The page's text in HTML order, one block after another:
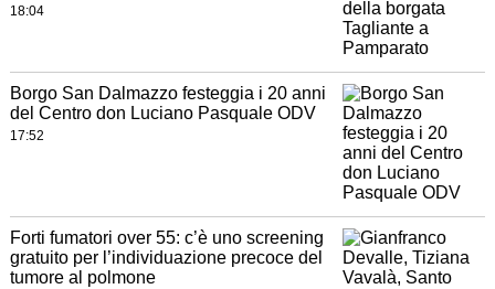
18:04
Borgo San Dalmazzo festeggia i 20 anni
del Centro don Luciano Pasquale ODV
17:52
Forti fumatori over 55: c’è uno screening
gratuito per l’individuazione precoce del
tumore al polmone